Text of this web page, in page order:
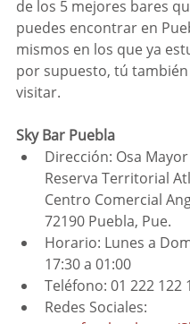
de los 5 mejores bares
puedes encontrar en
mismos en los que ya
por supuesto, tú
visitar.
Sky Bar Puebla
Dirección: Osa
Reserva Territorial
Centro Comercial
72190 Puebla, Pue.
Horario: Lunes a
17:30 a 01:00
Teléfono: 01 222 122
Redes Sociales: